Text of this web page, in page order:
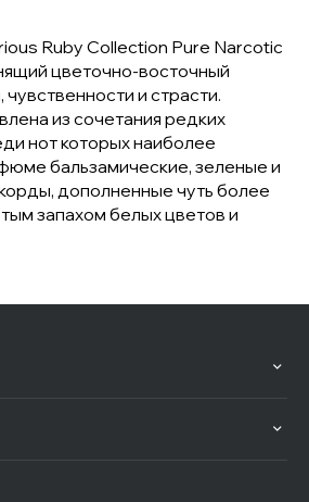
Ruby Collection Pure Narcotic
цветочно-восточный
и страсти.
из сочетания редких
нот которых наиболее
бальзамические, зеленые и
дополненные чуть более
запахом белых цветов и